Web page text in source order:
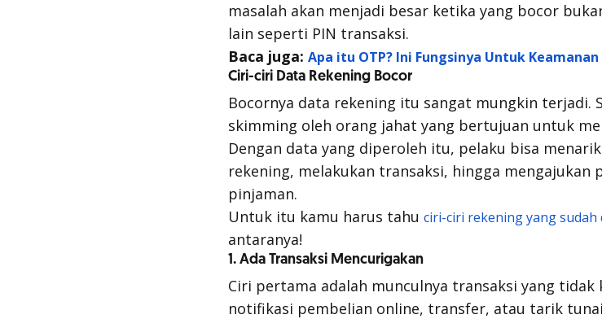
masalah akan menjadi besar ketika yang bocor
lain seperti PIN transaksi.
Baca juga: Apa itu OTP? Ini Fungsinya Untuk
Ciri-ciri Data Rekening Bocor
Bocornya data rekening itu sangat mungkin terjadi.
skimming oleh orang jahat yang bertujuan untuk
Dengan data yang diperoleh itu, pelaku bisa
rekening, melakukan transaksi, hingga
pinjaman.
Untuk itu kamu harus tahu ciri-ciri rekening yang sudah
antaranya!
1. Ada Transaksi Mencurigakan
Ciri pertama adalah munculnya transaksi yang tidak
notifikasi pembelian online, transfer, atau tarik